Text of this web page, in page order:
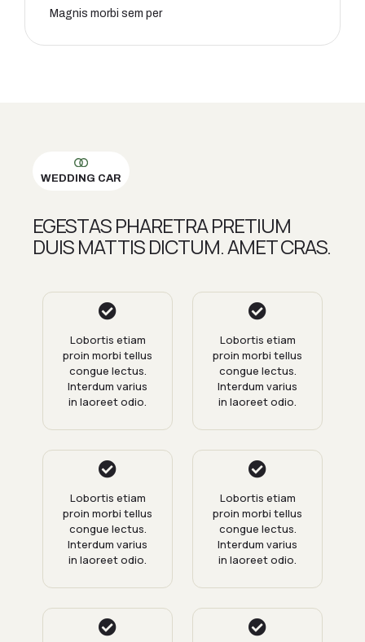
Magnis morbi sem per
WEDDING CAR
EGESTAS PHARETRA PRETIUM
DUIS MATTIS DICTUM. AMET CRAS.
Lobortis etiam
proin morbi tellus
congue lectus.
Interdum varius
in laoreet odio.
Lobortis etiam
proin morbi tellus
congue lectus.
Interdum varius
in laoreet odio.
Lobortis etiam
proin morbi tellus
congue lectus.
Interdum varius
in laoreet odio.
Lobortis etiam
proin morbi tellus
congue lectus.
Interdum varius
in laoreet odio.